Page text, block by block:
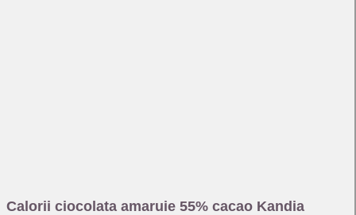
Calorii ciocolata amaruie 55% cacao Kandia